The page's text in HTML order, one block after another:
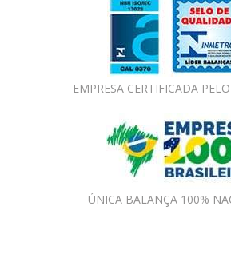
EMPRESA CERTIFICADA
ÚNICA BALANÇA 100%